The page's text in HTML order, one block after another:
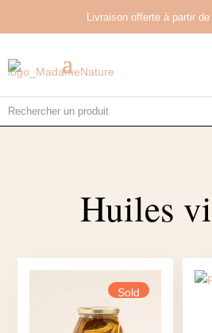
Livraison offerte à partir de
Huiles
Sold